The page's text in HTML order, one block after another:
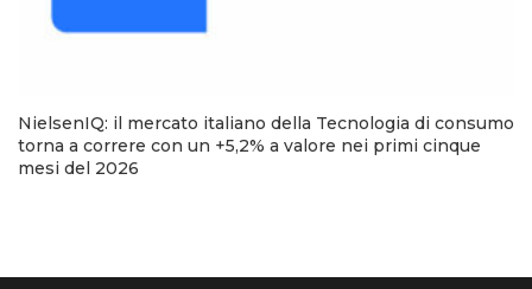
NielsenIQ: il mercato italiano della Tecnologia di consumo
torna a correre con un +5,2% a valore nei primi cinque
mesi del 2026